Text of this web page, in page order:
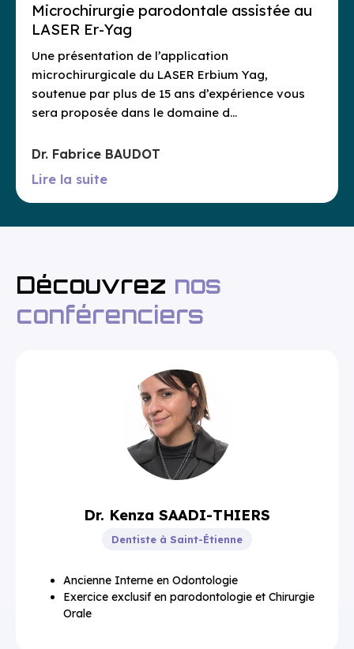
Microchirurgie parodontale assistée au
LASER Er-Yag
Une présentation de l’application
microchirurgicale du LASER Erbium Yag,
soutenue par plus de 15 ans d’expérience vous
sera proposée dans le domaine d…
Dr. Fabrice BAUDOT
Lire la suite
Découvrez nos
conférenciers
Dr. Kenza SAADI-THIERS
Dentiste à Saint-Étienne
Ancienne Interne en Odontologie
Exercice exclusif en parodontologie et Chirurgie
Orale